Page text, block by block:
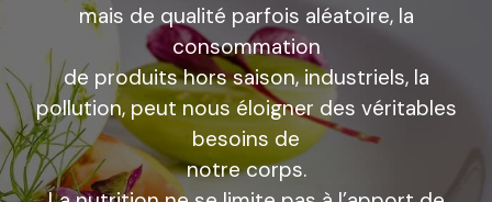
mais de qualité parfois aléatoire, la
consommation
de produits hors saison, industriels, la
pollution, peut nous éloigner des véritables
besoins de
notre corps.